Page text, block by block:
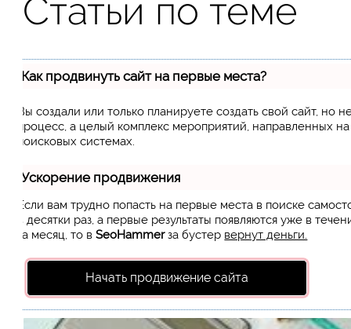
Статьи по теме
Как продвинуть сайт на первые места?
Вы создали или только планируете создать свой сайт, но
процесс, а целый комплекс мероприятий, направленных
поисковых системах.
Ускорение продвижения
Если вам трудно попасть на первые места в поиске
в десятки раз, а первые результаты появляются уже в
за месяц, то вSeoHammerза бустер вернут деньги.
Начать продвижение сайта